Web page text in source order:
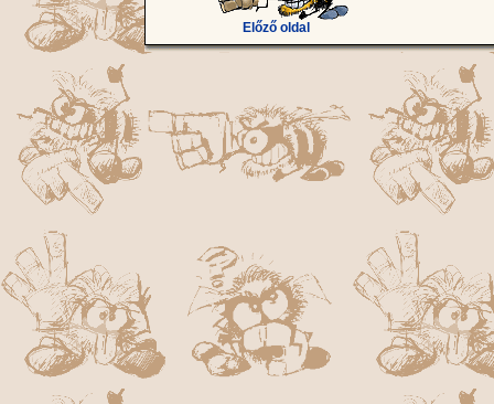
Előző oldal